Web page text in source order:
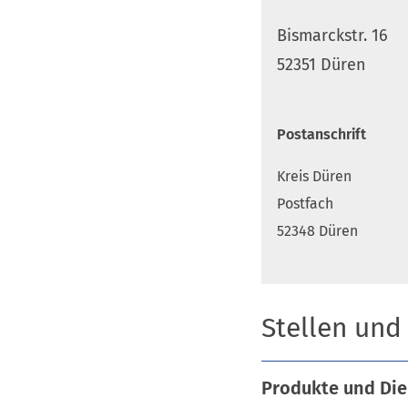
Bismarckstr. 16
52351 Düren
Postanschrift
Kreis Düren
Postfach
52348 Düren
Stellen
Produkte und